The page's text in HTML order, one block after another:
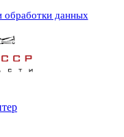
обработки данных